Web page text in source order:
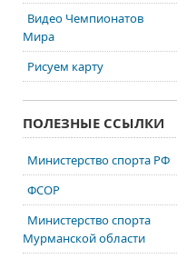
Видео Чемпионатов
Мира
Рисуем карту
ПОЛЕЗНЫЕ ССЫЛКИ
Министерство спорта РФ
ФСОР
Министерство спорта
Мурманской области